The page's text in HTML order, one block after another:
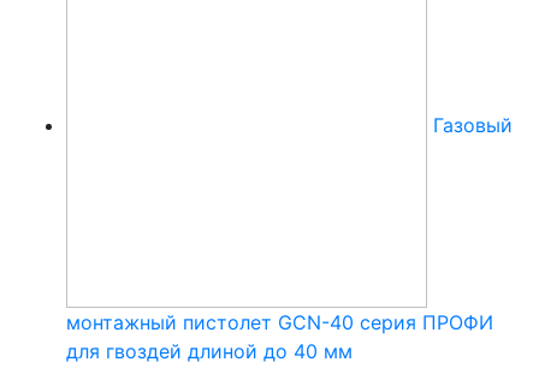
Газовый
монтажный пистолет GCN-40 серия ПРОФИ
для гвоздей длиной до 40 мм